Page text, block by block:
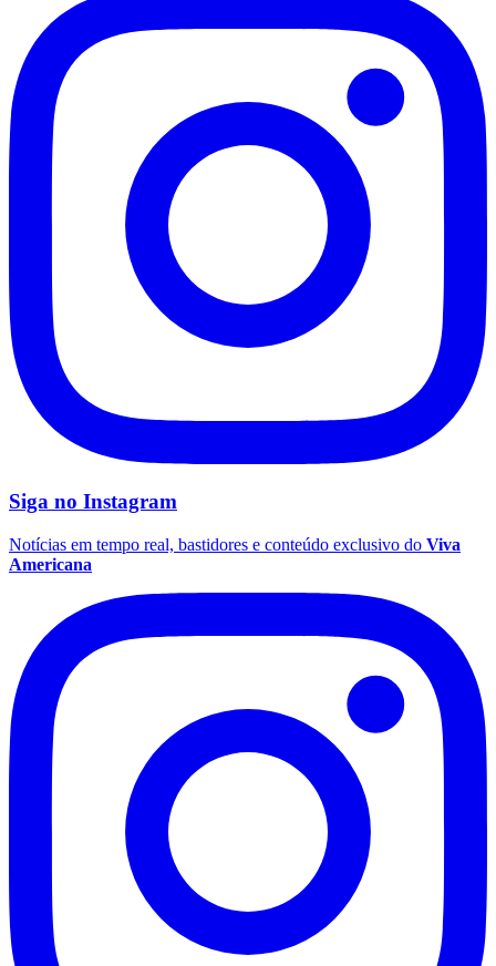
Fluminense
Vasco
Siga no Instagram
Notícias em tempo real, bastidores e conteúdo exclusivo do Viva
Americana